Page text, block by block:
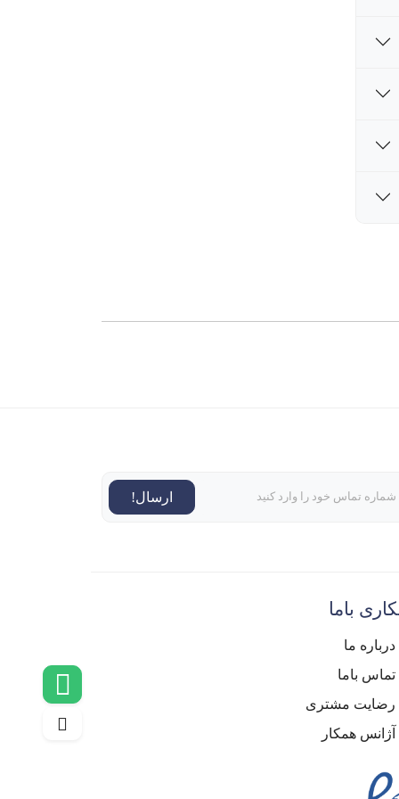
ارسال!
باما
درباره ما
تماس باما
رضایت مشتری
آژانس همکار